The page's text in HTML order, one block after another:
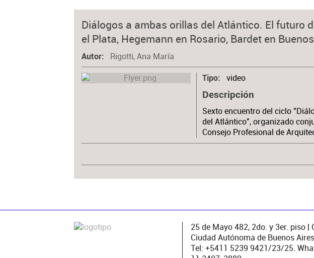
Diálogos a ambas orillas del Atlántico. El futuro
el Plata, Hegemann en Rosario, Bardet en
Autor Rigotti, Ana María
Tipo video
Descripción
Sexto encuentro del ciclo
del Atlántico", organizado
Consejo Profesional de
25 de Mayo 482, 2do. y 3er. piso |
Ciudad Autónoma de Buenos Aires
Tel: +5411 5239 9421/23/25.